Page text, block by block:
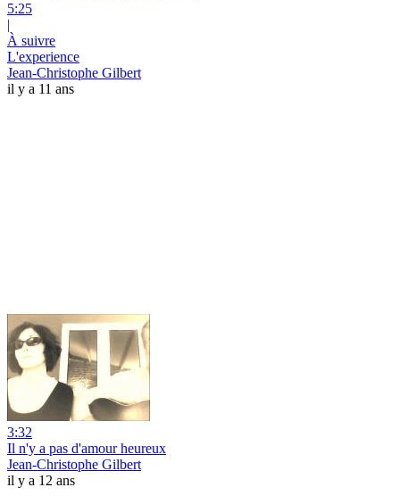
5:25
|
À suivre
L'experience
Jean-Christophe Gilbert
il y a 11 ans
3:32
Il n'y a pas d'amour heureux
Jean-Christophe Gilbert
il y a 12 ans